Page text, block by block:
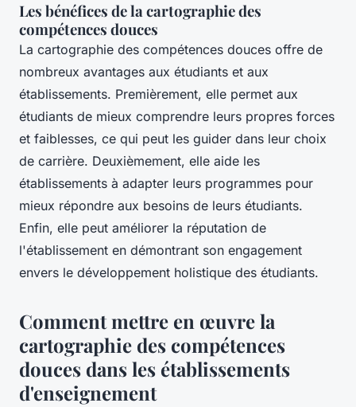
Les bénéfices de la cartographie des
compétences douces
La cartographie des compétences douces offre de
nombreux avantages aux étudiants et aux
établissements. Premièrement, elle permet aux
étudiants de mieux comprendre leurs propres forces
et faiblesses, ce qui peut les guider dans leur choix
de carrière. Deuxièmement, elle aide les
établissements à adapter leurs programmes pour
mieux répondre aux besoins de leurs étudiants.
Enfin, elle peut améliorer la réputation de
l'établissement en démontrant son engagement
envers le développement holistique des étudiants.
Comment mettre en œuvre la
cartographie des compétences
douces dans les établissements
d'enseignement